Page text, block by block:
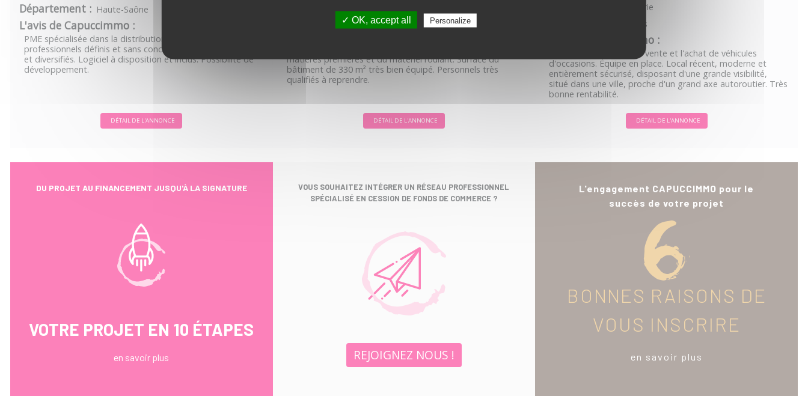
Département : Haute-Saône
L'avis de Capuccimmo :
PME spécialisée dans la distribution auprès de
professionnels définis et sans concurrence. Produits uniques
et diversifiés. Logiciel à disposition et inclus. Possibilité de
développement.
DÉTAIL DE L'ANNONCE
Département : Saône-et-Loire
L'avis de Capuccimmo :
matières premières et du matériel roulant. Surface du
bâtiment de 330 m² très bien équipé. Personnels très
qualifiés à reprendre.
DÉTAIL DE L'ANNONCE
périphérie
Doubs
L'avis de Capuccimmo :
PME spécialisée dans la vente et l'achat de véhicules
d'occasions. Équipe en place. Local récent, moderne et
entièrement sécurisé, disposant d'une grande visibilité,
situé dans une ville, proche d'un grand axe autoroutier. Très
bonne rentabilité.
DÉTAIL DE L'ANNONCE
DU PROJET AU FINANCEMENT JUSQU'À LA SIGNATURE
VOTRE PROJET EN 10 ÉTAPES
en savoir plus
VOUS SOUHAITEZ INTÉGRER UN RÉSEAU PROFESSIONNEL
SPÉCIALISÉ EN CESSION DE FONDS DE COMMERCE ?
REJOIGNEZ NOUS !
L'engagement CAPUCCIMMO pour le
succès de votre projet
BONNES RAISONS DE
VOUS INSCRIRE
en savoir plus
✓ OK, accept all Personalize